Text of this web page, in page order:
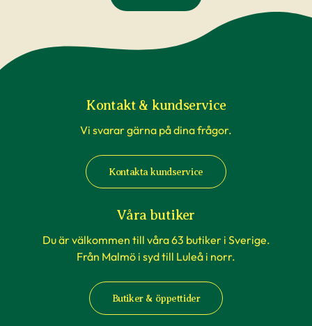
Kontakt & kundservice
Vi svarar gärna på dina frågor.
Kontakta kundservice
Våra butiker
Du är välkommen till våra 63 butiker i Sverige.
Från Malmö i syd till Luleå i norr.
Butiker & öppettider